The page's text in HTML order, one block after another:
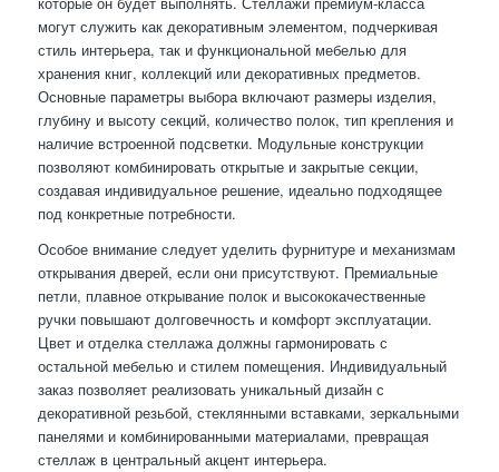
могут служить как декоративным элементом, подчеркивая
стиль интерьера, так и функциональной мебелью для
хранения книг, коллекций или декоративных предметов.
Основные параметры выбора включают размеры изделия,
глубину и высоту секций, количество полок, тип крепления и
наличие встроенной подсветки. Модульные конструкции
позволяют комбинировать открытые и закрытые секции,
создавая индивидуальное решение, идеально подходящее
под конкретные потребности.
Особое внимание следует уделить фурнитуре и механизмам
открывания дверей, если они присутствуют. Премиальные
петли, плавное открывание полок и высококачественные
ручки повышают долговечность и комфорт эксплуатации.
Цвет и отделка стеллажа должны гармонировать с
остальной мебелью и стилем помещения. Индивидуальный
заказ позволяет реализовать уникальный дизайн с
декоративной резьбой, стеклянными вставками, зеркальными
панелями и комбинированными материалами, превращая
стеллаж в центральный акцент интерьера.